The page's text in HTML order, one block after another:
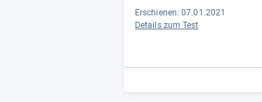
Erschienen: 07.01.2021
Details zum Test